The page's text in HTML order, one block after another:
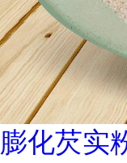
膨化芡实